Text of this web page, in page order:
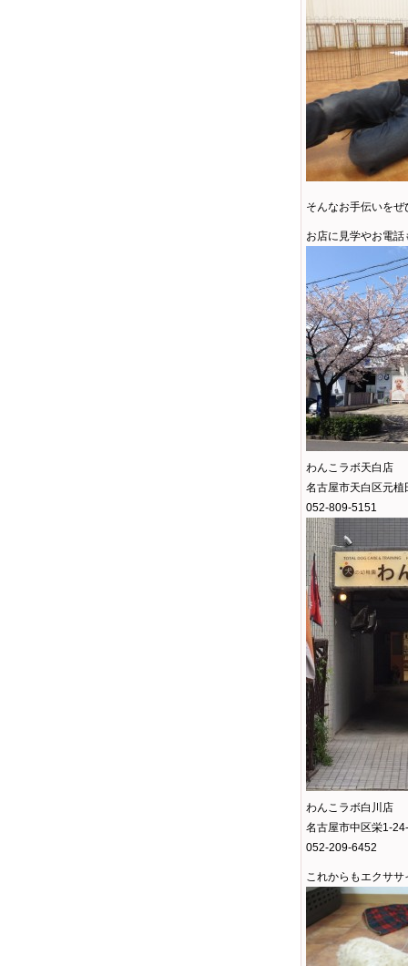
そんなお手伝いを
お店に見学やお電
わんこラボ天白店
名古屋市天白区元
052-809-5151
わんこラボ白川店
名古屋市中区栄1-
052-209-6452
これからもエクササ